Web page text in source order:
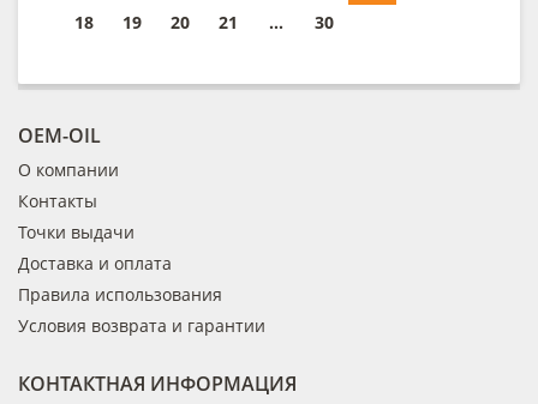
18
19 20 21 ... 30
OEM-OIL
О компании
Контакты
Точки выдачи
Доставка и оплата
Правила использования
Условия возврата и гарантии
КОНТАКТНАЯ ИНФОРМАЦИЯ